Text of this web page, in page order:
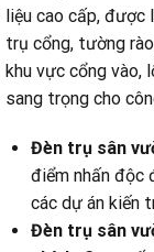
liệu cao cấp, được
trụ cổng, tường
khu vực cổng vào,
sang trọng cho
Đèn trụ sân
điểm nhấn độc
các dự án kiến
Đèn trụ sân